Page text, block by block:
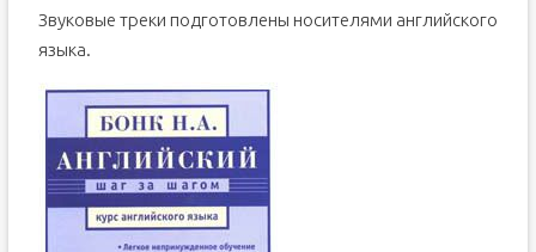
Звуковые треки подготовлены носителями английского
языка.